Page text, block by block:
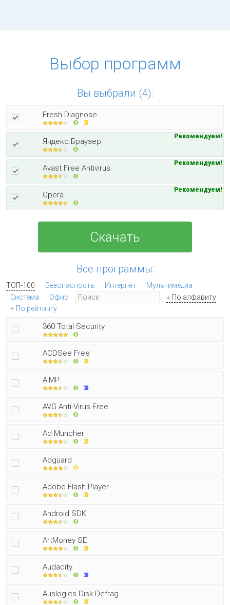
Выбор программ
Вы выбрали (4):
Fresh Diagnose
Яндекс.Браузер
Рекомендуем!
Avast Free Antivirus
Рекомендуем!
Opera
Рекомендуем!
Скачать
Все программы:
ТОП-100 Безопасность Интернет
Мультимедиа
Система
Офис
По алфавиту
По рейтингу
360 Total Security
ACDSee Free
AIMP
AVG Anti-Virus Free
Ad Muncher
Adguard
Adobe Flash Player
Android SDK
ArtMoney SE
Audacity
Auslogics Disk Defrag